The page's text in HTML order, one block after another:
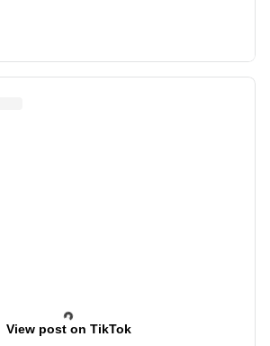
View post on TikTok